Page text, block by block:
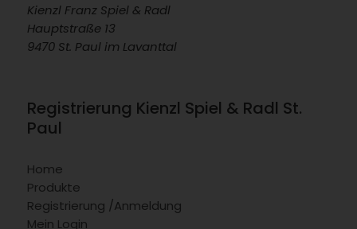
Kienzl Franz Spiel & Radl
Hauptstraße 13
9470 St. Paul im Lavanttal
Registrierung Kienzl Spiel & Radl St.
Paul
Home
Produkte
Registrierung /Anmeldung
Mein Login